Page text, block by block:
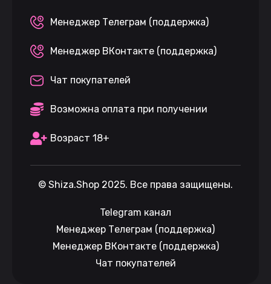
Менеджер Телеграм (поддержка)
Менеджер ВКонтакте (поддержка)
Чат покупателей
Возможна оплата при получении
Возраст 18+
© Shiza.Shop 2025. Все права защищены.
Telegram канал
Менеджер Телеграм (поддержка)
Менеджер ВКонтакте (поддержка)
Чат покупателей